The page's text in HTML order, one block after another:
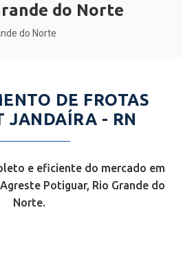
do Norte
do Norte
DE FROTAS
JANDAÍRA - RN
e eficiente do mercado em
Potiguar, Rio Grande do
Norte.